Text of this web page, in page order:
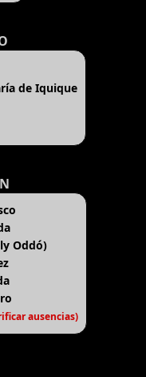
de Iquique
Oddó)
ausencias)